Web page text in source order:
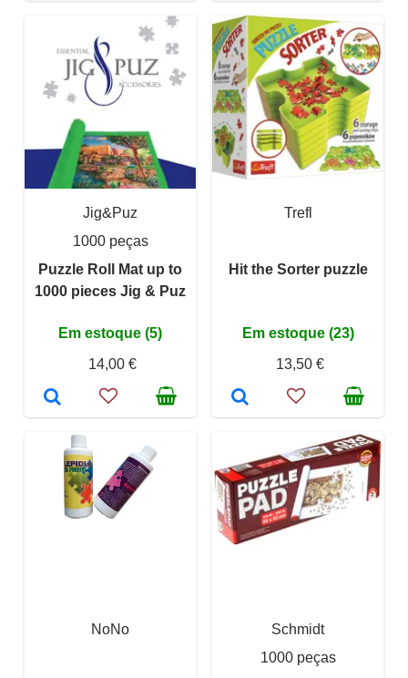
Jig&Puz
1000 peças
Puzzle Roll Mat up to
1000 pieces Jig & Puz
Em estoque (5)
14,00 €
Trefl
Hit the Sorter puzzle
Em estoque (23)
13,50 €
NoNo
Schmidt
1000 peças